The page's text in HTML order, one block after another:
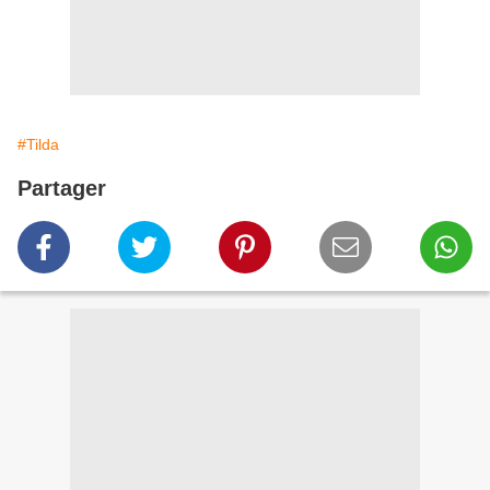
#Tilda
Partager